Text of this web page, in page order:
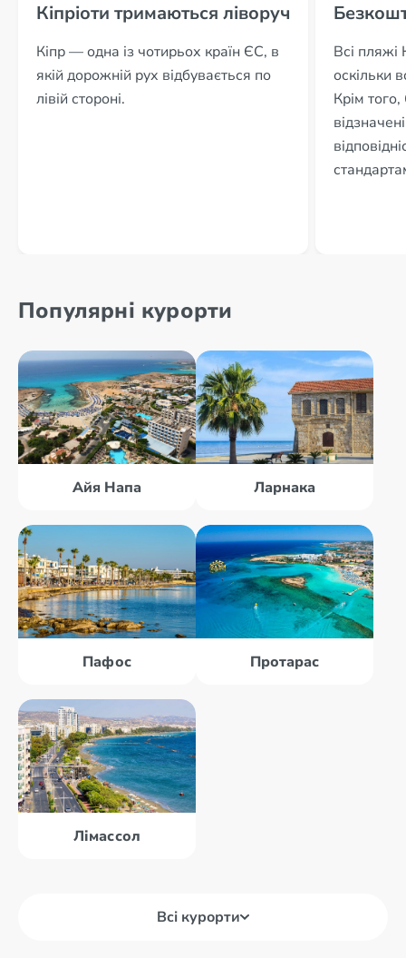
Кіпріоти тримаються ліворуч
Кіпр — одна із чотирьох країн ЄС, в
якій дорожній рух відбувається по
лівій стороні.
Всі пляжі
оскільки
Крім
Популярні курорти
Айя Напа Ларнака
Пафос Протарас
Лімассол
Всі курорти